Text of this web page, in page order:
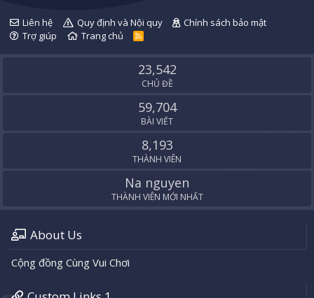
Liên hệ Quy định và Nội quy
Chính sách bảo mật
Trợ giúp
Trang chủ
R
S
23,542
CHỦ ĐỀ
59,704
BÀI VIẾT
8,193
THÀNH VIÊN
Na nguyen
THÀNH VIÊN MỚI NHẤT
About Us
Cộng đồng Cùng Vui Chơi